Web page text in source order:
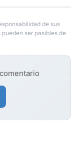
de sus
ser pasibles de